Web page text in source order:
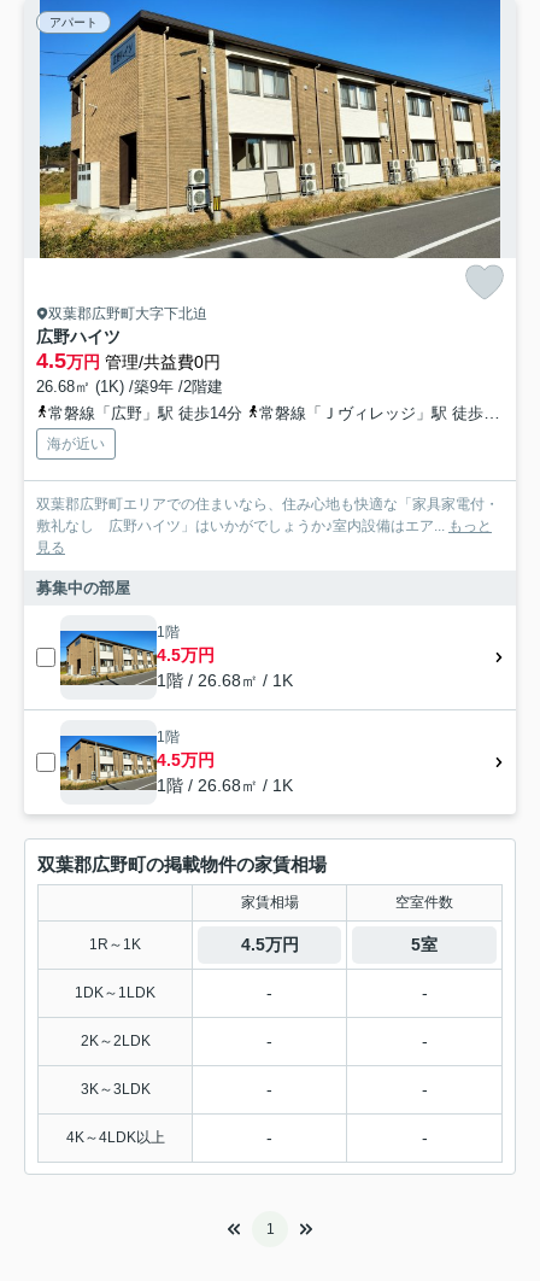
アパート
双葉郡広野町大字下北迫
広野ハイツ
4.5万円 管理/共益費0円
26.68㎡ (1K) /築9年 /2階建
常磐線「広野」駅 徒歩14分
常磐線「Ｊヴィレッジ」駅 徒歩39分
海が近い
双葉郡広野町エリアでの住まいなら、住み心地も快適な「家具家電付・
敷礼なし 広野ハイツ」はいかがでしょうか♪室内設備はエア... もっと
見る
募集中の部屋
1階
4.5万円
1階 / 26.68㎡ / 1K
1階
4.5万円
1階 / 26.68㎡ / 1K
双葉郡広野町の掲載物件の家賃相場
家賃相場 空室件数
1R～1K 4.5万円 5室
1DK～1LDK - -
2K～2LDK - -
3K～3LDK - -
4K～4LDK以上 - -
1